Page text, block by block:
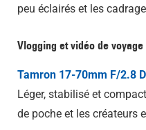
peu éclairés et les
Vlogging et vidéo de voyage
Tamron 17-70mm F/2.8
Léger, stabilisé et
de poche et les créateurs